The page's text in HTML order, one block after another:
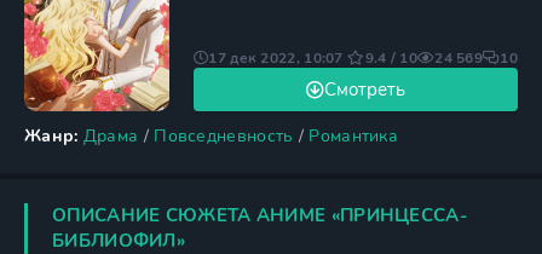
Жанр: Драма / Повседневность / Романтика
Смотреть
17 дек 2022, 10:07 9.4 / 10 24 569 10
ОПИСАНИЕ СЮЖЕТА АНИМЕ «ПРИНЦЕССА-
БИБЛИОФИЛ»